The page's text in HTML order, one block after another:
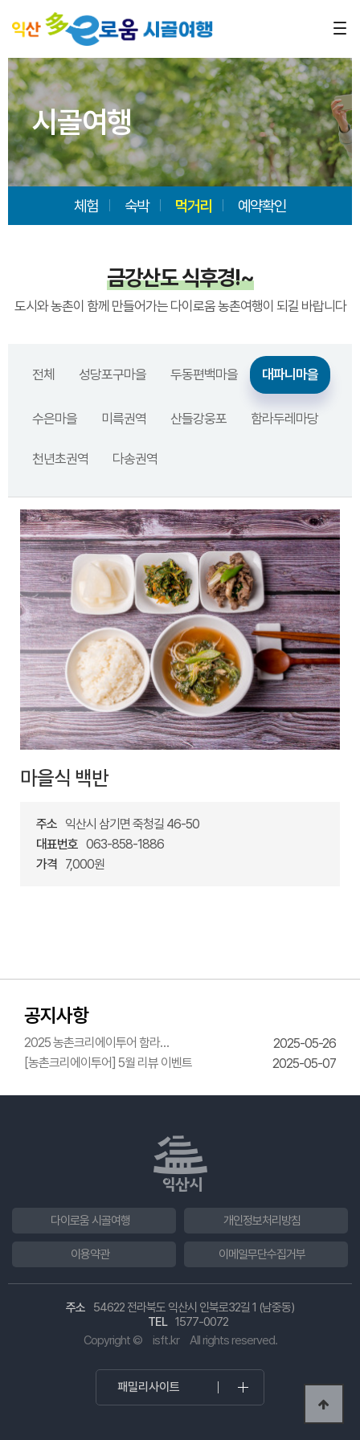
시골여행
체험 숙박 먹거리 예약확인
금강산도 식후경!~
도시와 농촌이 함께 만들어가는 다이로움 농촌여행이 되길 바랍니다
전체 성당포구마을 두동편백마을 대파니마을
수은마을 미륵권역 산들강웅포 함라두레마당
천년초권역 다송권역
마을식 백반
주소 익산시 삼기면 죽청길 46-50
대표번호 063-858-1886
가격 7,000원
공지사항
2025 농촌크리에이투어 함라
한옥체험관 웨딩의상체험
2025-05-26
[농촌크리에이투어] 5월 리뷰 이벤트
2025-05-07
다이로움 시골여행 개인정보처리방침
이용약관 이메일무단수집거부
주소
54622 전라북도 익산시 인북로32길 1 (남중동)
TEL 1577-0072
Copyright ©
isft.kr All rights reserved.
패밀리사이트